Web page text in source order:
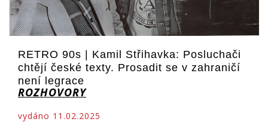
RETRO 90s | Kamil Střihavka: Posluchači
chtějí české texty. Prosadit se v zahraničí
není legrace
ROZHOVORY
vydáno 11.02.2025